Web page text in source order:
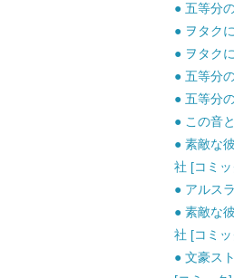
● 五等分
● ヲタク
● ヲタク
● 五等分
● 五等分
● この音
● 素敵な
社 [コミッ
● アルス
● 素敵な
社 [コミッ
● 文豪ス